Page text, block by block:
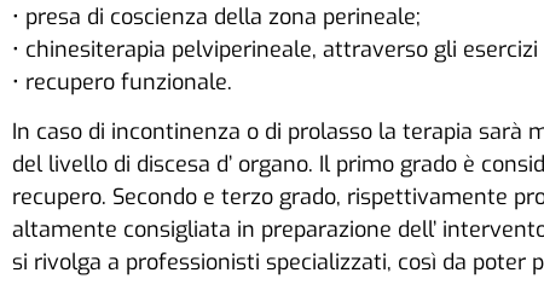
• presa di coscienza della zona perineale;
• chinesiterapia pelviperineale, attraverso gli
• recupero funzionale.
In caso di incontinenza o di prolasso la terapia
del livello di discesa d’ organo. Il primo grado è
recupero. Secondo e terzo grado, rispettivamente
altamente consigliata in preparazione dell’
si rivolga a professionisti specializzati, così da